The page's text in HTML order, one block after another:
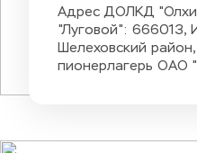
Адрес ДОЛКД
"Луговой": 666013,
Шелеховский
пионерлагерь ОАО